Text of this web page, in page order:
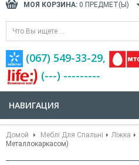
МОЯ КОРЗИНА: 0 ПРЕДМЕТ(Ы)
(067) 549-33-29,
(---) ---------
НАВИГАЦИЯ
Домой Меблі Для Спальні Ліжка
Металлокаркасом)